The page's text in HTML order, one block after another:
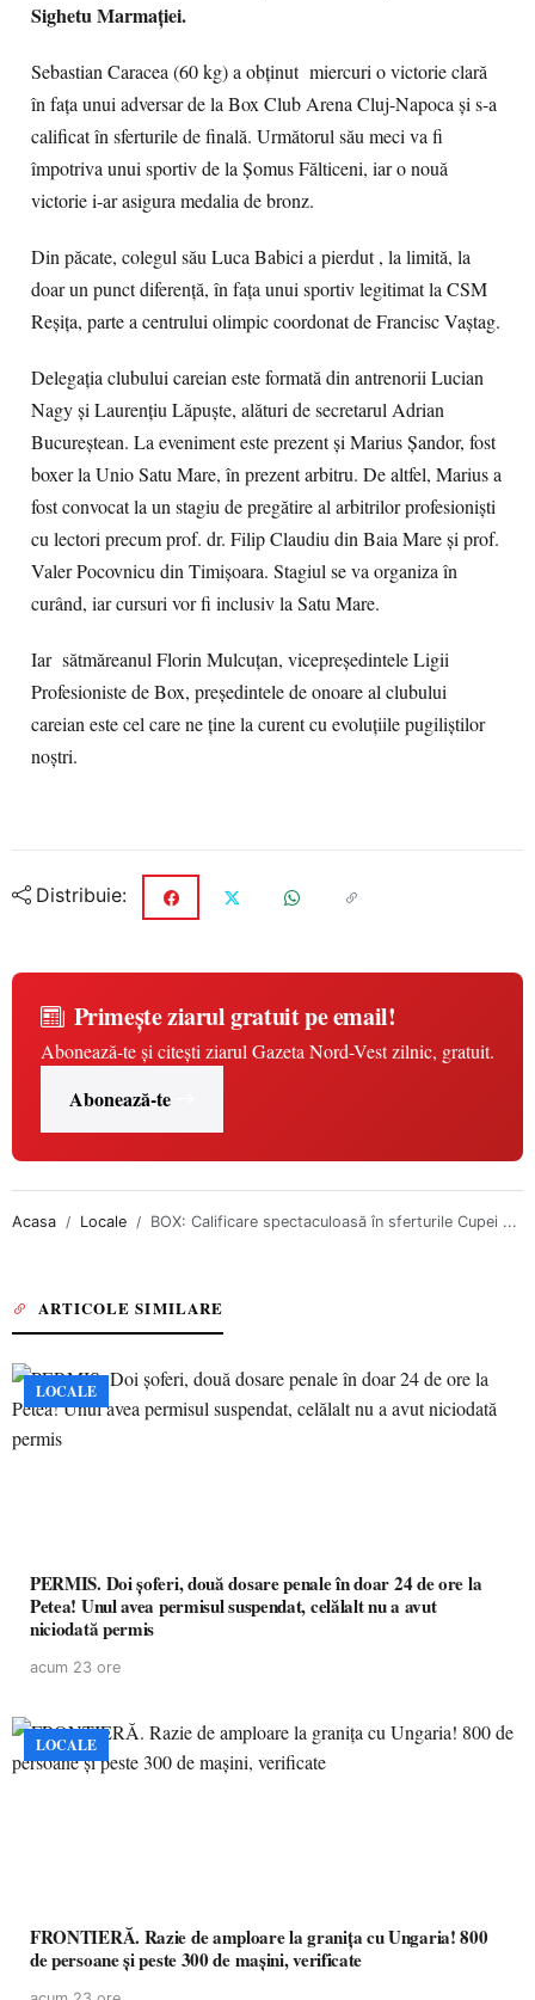
Sighetu Marmației.
Sebastian Caracea (60 kg) a obținut miercuri o victorie clară
în fața unui adversar de la Box Club Arena Cluj-Napoca și s-a
calificat în sferturile de finală. Următorul său meci va fi
împotriva unui sportiv de la Șomus Fălticeni, iar o nouă
victorie i-ar asigura medalia de bronz.
Din păcate, colegul său Luca Babici a pierdut , la limită, la
doar un punct diferență, în fața unui sportiv legitimat la CSM
Reșița, parte a centrului olimpic coordonat de Francisc Vaștag.
Delegația clubului careian este formată din antrenorii Lucian
Nagy și Laurențiu Lăpuște, alături de secretarul Adrian
Bucureștean. La eveniment este prezent și Marius Șandor, fost
boxer la Unio Satu Mare, în prezent arbitru. De altfel, Marius a
fost convocat la un stagiu de pregătire al arbitrilor profesioniști
cu lectori precum prof. dr. Filip Claudiu din Baia Mare și prof.
Valer Pocovnicu din Timișoara. Stagiul se va organiza în
curând, iar cursuri vor fi inclusiv la Satu Mare.
Iar sătmăreanul Florin Mulcuțan, vicepreședintele Ligii
Profesioniste de Box, președintele de onoare al clubului
careian este cel care ne ține la curent cu evoluțiile pugiliștilor
noștri.
Distribuie:
Primește ziarul gratuit pe email!
Abonează-te și citești ziarul Gazeta Nord-Vest zilnic, gratuit.
Abonează-te
Acasa Locale BOX: Calificare spectaculoasă în sferturile Cupei ...
ARTICOLE SIMILARE
LOCALE
PERMIS. Doi șoferi, două dosare penale în doar 24 de ore la
Petea! Unul avea permisul suspendat, celălalt nu a avut
niciodată permis
acum 23 ore
LOCALE
FRONTIERĂ. Razie de amploare la granița cu Ungaria! 800
de persoane și peste 300 de mașini, verificate